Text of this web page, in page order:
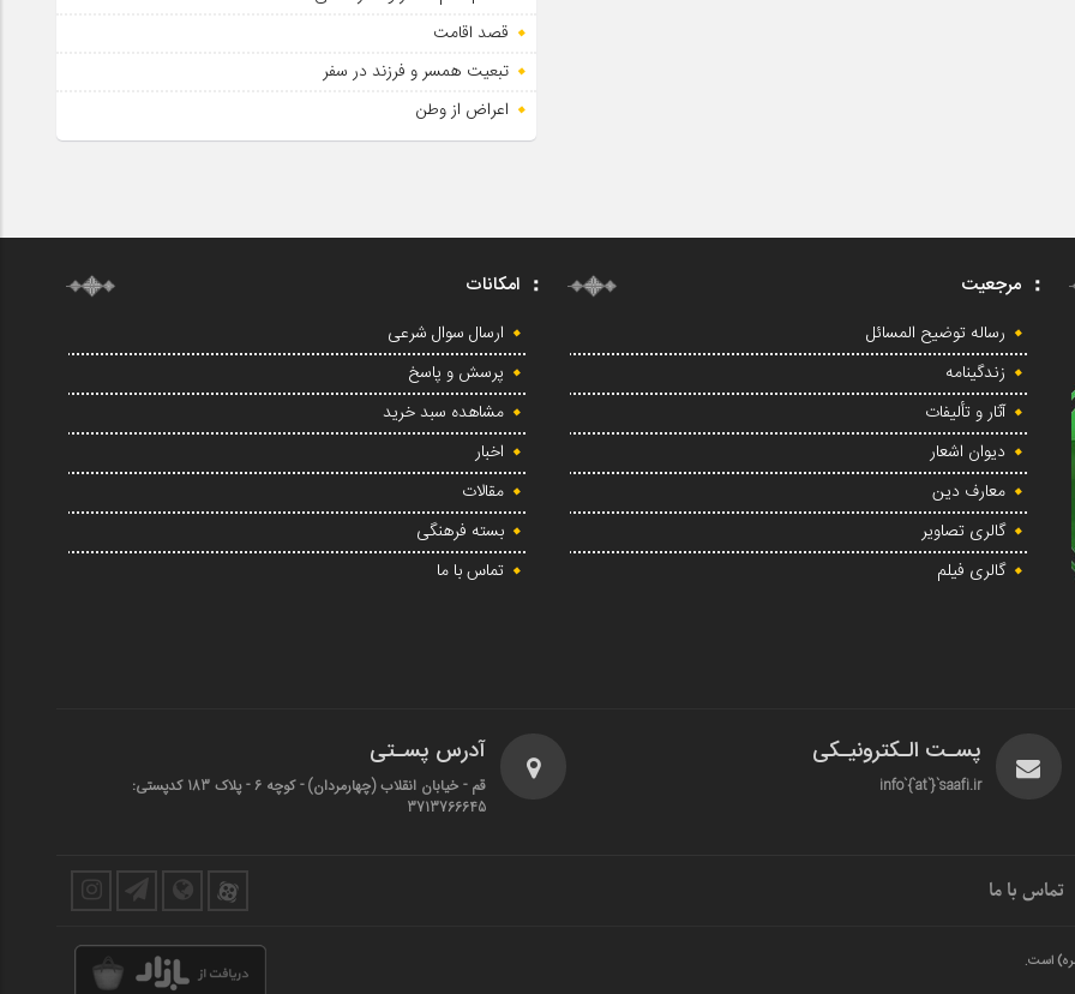
قصد اقامت
تبعیت همسر و فرزند در سفر
اعراض از وطن
مرجعیت
رساله توضیح المسائل
زندگینامه
آثار و تألیفات
دیوان اشعار
معارف دین
گالری تصاویر
گالری فیلم
امکانات
ارسال سوال شرعی
پرسش و پاسخ
مشاهده سبد خرید
اخبار
مقالات
بسته فرهنگی
تماس با ما
پسـت الـکترونیـکی
info`{`at`}`saafi.ir
آدرس پسـتی
قم - خیابان انقلاب (چهارمردان)‌ - کوچه 6 - پلاک 183 کدپستی:
3713766645
تماس با ما
است.